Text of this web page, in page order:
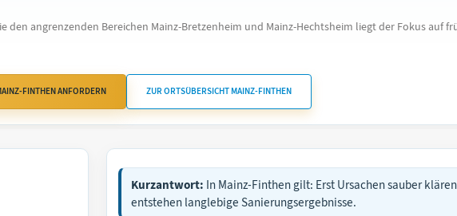
den angrenzenden Bereichen Mainz-Bretzenheim und Mainz-Hechtsheim liegt der Fokus
FINTHEN ANFORDERN ZUR ORTSÜBERSICHT MAINZ-FINTHEN
Kurzantwort: In Mainz-Finthen gilt: Erst Ursachen sauber
entstehen langlebige Sanierungsergebnisse.